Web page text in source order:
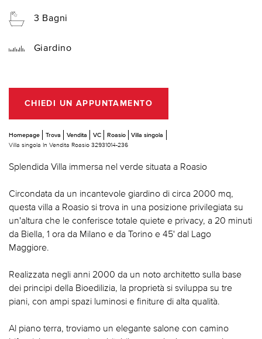
3 Bagni
Giardino
CHIEDI UN APPUNTAMENTO
Homepage Trova Vendita VC Roasio
Villa singola
Villa singola In Vendita Roasio 32931014-236
Splendida Villa immersa nel verde situata a Roasio
Circondata da un incantevole giardino di circa 2000 mq,
questa villa a Roasio si trova in una posizione privilegiata su
un'altura che le conferisce totale quiete e privacy, a 20 minuti
da Biella, 1 ora da Milano e da Torino e 45' dal Lago
Maggiore.
Realizzata negli anni 2000 da un noto architetto sulla base
dei principi della Bioedilizia, la proprietà si sviluppa su tre
piani, con ampi spazi luminosi e finiture di alta qualità.
Al piano terra, troviamo un elegante salone con camino